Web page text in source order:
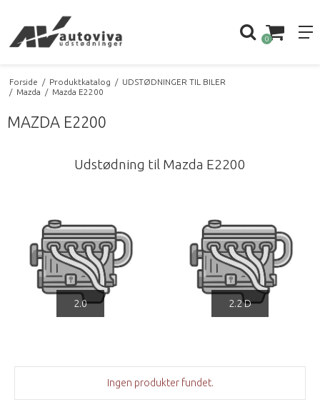
0
Forside / Produktkatalog / UDSTØDNINGER TIL BILER
/ Mazda / Mazda E2200
MAZDA E2200
Udstødning til Mazda E2200
2.0 2.2 D
Ingen produkter fundet.